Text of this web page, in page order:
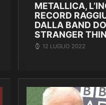
METALLICA,
RECORD
DALLA BAND
STRANGER
12 LUGLIO 2022